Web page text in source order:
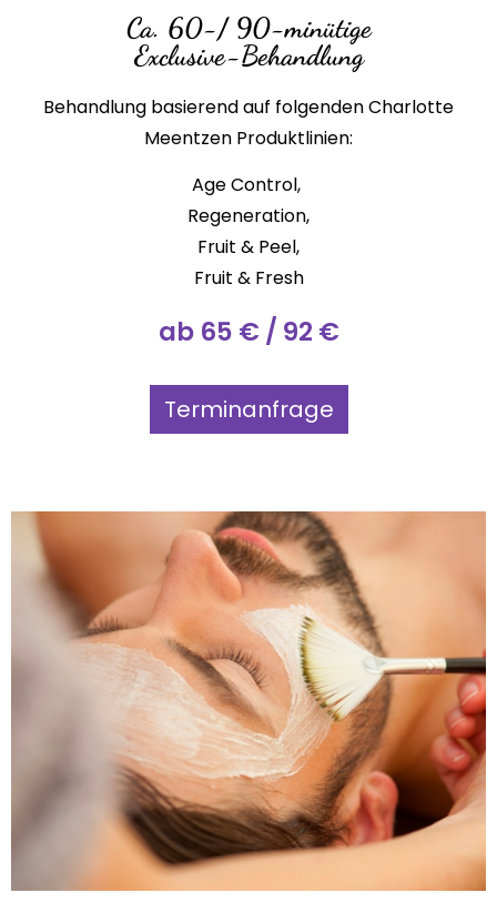
Ca. 60-/ 90-minütige
Exclusive-Behandlung
Behandlung basierend auf folgenden Charlotte
Meentzen Produktlinien:
Age Control,
Regeneration,
Fruit & Peel,
Fruit & Fresh
ab 65 € / 92 €
Terminanfrage